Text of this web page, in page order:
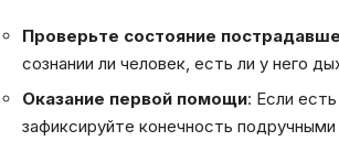
Проверьте состояние
сознании ли человек, есть ли у него
Оказание первой помощи: Если
зафиксируйте конечность